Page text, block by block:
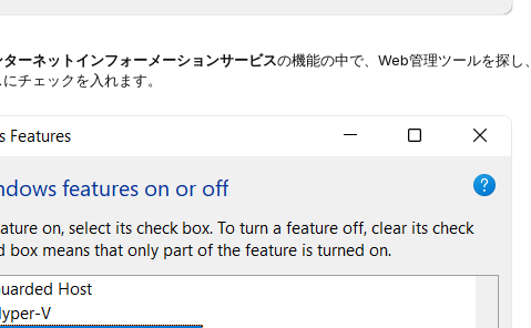
ターネットインフォーメーションサービスの機能の中で、Web管理ツールを探し、
チェックを入れます。